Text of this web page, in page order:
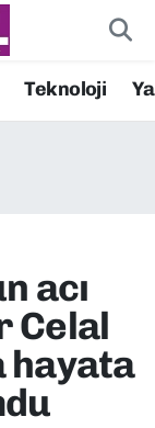
Teknoloji
acı
Celal
hayata